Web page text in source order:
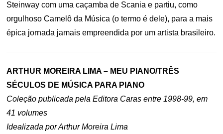
Steinway com uma caçamba de Scania e partiu, como
orgulhoso Camelô da Música (o termo é dele), para a mais
épica jornada jamais empreendida por um artista brasileiro.
ARTHUR MOREIRA LIMA – MEU PIANO/TRÊS
SÉCULOS DE MÚSICA PARA PIANO
Coleção publicada pela Editora Caras entre 1998-99, em
41 volumes
Idealizada por Arthur Moreira Lima